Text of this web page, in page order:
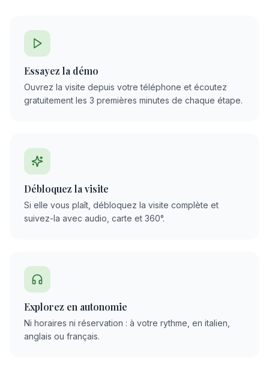
Essayez la démo
Ouvrez la visite depuis votre téléphone et écoutez
gratuitement les 3 premières minutes de chaque étape.
Débloquez la visite
Si elle vous plaît, débloquez la visite complète et
suivez-la avec audio, carte et 360°.
Explorez en autonomie
Ni horaires ni réservation : à votre rythme, en italien,
anglais ou français.